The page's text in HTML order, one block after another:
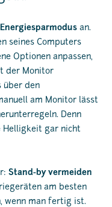
Energiesparmodus an.
seines Computers
Optionen anpassen,
der Monitor
über den
am Monitor lässt
Denn
Helligkeit gar nicht
Stand-by vermeiden
am besten
wenn man fertig ist.